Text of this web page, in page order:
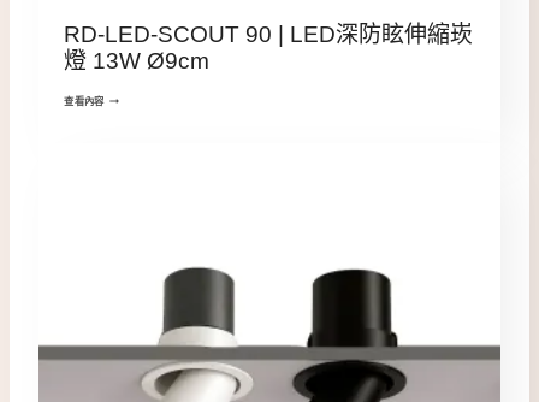
RD-LED-SCOUT 90 | LED深防眩伸縮崁
燈 13W Ø9cm
查看內容